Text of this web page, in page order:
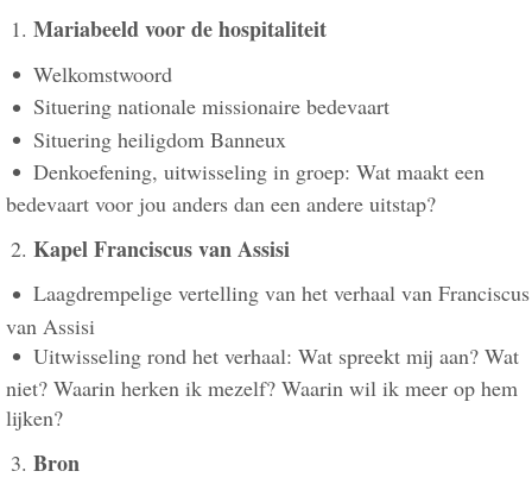
Mariabeeld voor de hospitaliteit
Welkomstwoord
Situering nationale missionaire bedevaart
Situering heiligdom Banneux
Denkoefening, uitwisseling in groep: Wat maakt een
bedevaart voor jou anders dan een andere uitstap?
Kapel Franciscus van Assisi
Laagdrempelige vertelling van het verhaal van Franciscus
van Assisi
Uitwisseling rond het verhaal: Wat spreekt mij aan? Wat
niet? Waarin herken ik mezelf? Waarin wil ik meer op hem
lijken?
Bron